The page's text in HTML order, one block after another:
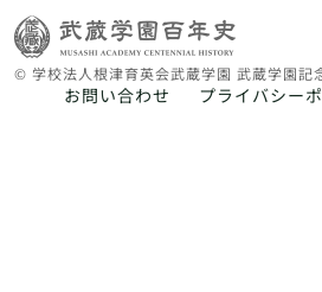
© 学校法人根津育英会武蔵学園 武蔵学園記
お問い合わせ プライバシー